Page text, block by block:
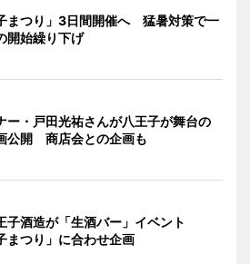
まつり」3日間開催へ 猛暑対策で一
開始繰り下げ
ー・戸田光祐さんが八王子が舞台の
公開 商店会との企画も
子酒造が「生酒バー」イベント
まつり」に合わせ企画